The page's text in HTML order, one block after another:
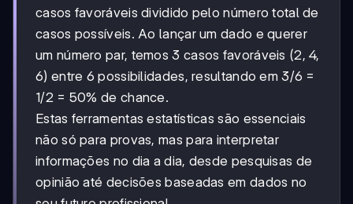
casos favoráveis dividido pelo número total de
casos possíveis. Ao lançar um dado e querer
um número par, temos 3 casos favoráveis (2, 4,
6) entre 6 possibilidades, resultando em 3/6 =
1/2 = 50% de chance.
Estas ferramentas estatísticas são essenciais
não só para provas, mas para interpretar
informações no dia a dia, desde pesquisas de
opinião até decisões baseadas em dados no